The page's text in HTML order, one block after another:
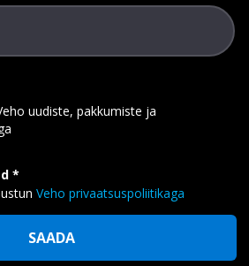
uudiste, pakkumiste ja
Veho privaatsuspoliitikaga
SAADA